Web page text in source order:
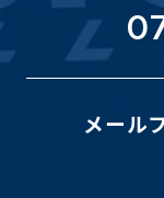
メール